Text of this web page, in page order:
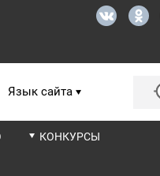
Язык сайта
КОНКУРСЫ